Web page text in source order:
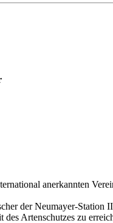
anerkannten
der Neumayer-
Artenschutzes zu